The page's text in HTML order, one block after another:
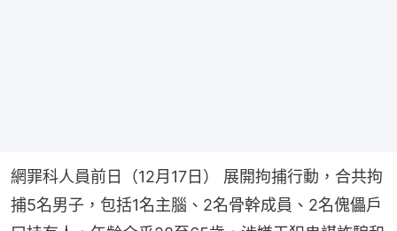
網罪科人員前日（12月17日） 展開拘捕行動，合共拘
捕5名男子，包括1名主腦、2名骨幹成員、2名傀儡戶